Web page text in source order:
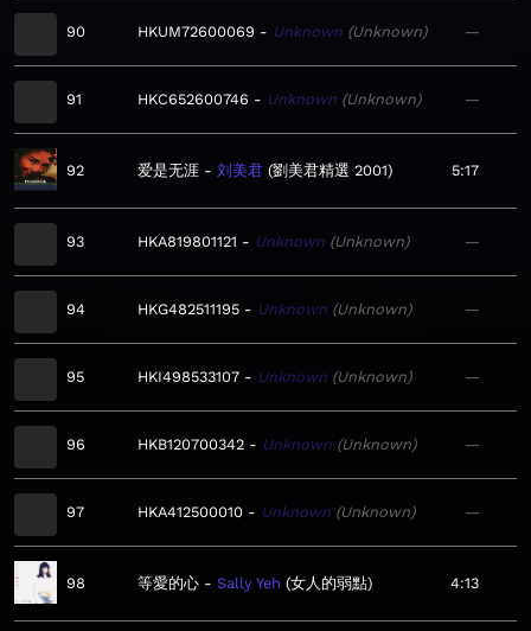
90 HKUM72600069 Unknown Unknown —
91 HKC652600746 Unknown Unknown —
92 爱是无涯 刘美君 劉美君精選 2001 5:17
93 HKA819801121 Unknown Unknown —
94 HKG482511195 Unknown Unknown —
95 HKI498533107 Unknown Unknown —
96 HKB120700342 Unknown Unknown —
97 HKA412500010 Unknown Unknown —
98 等愛的心 Sally Yeh 女人的弱點 4:13